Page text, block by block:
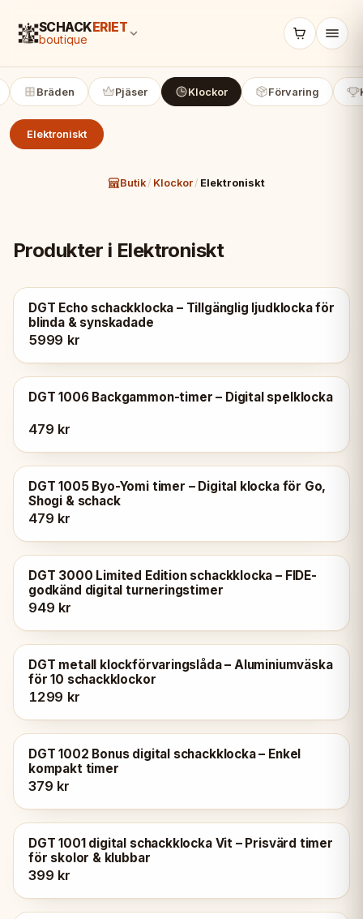
SCHACKERIET
boutique
Bräden Pjäser Klockor Förvaring
Elektroniskt
Butik / Klockor / Elektroniskt
Produkter i Elektroniskt
DGT Echo schackklocka – Tillgänglig ljudklocka för
blinda & synskadade
5999 kr
DGT 1006 Backgammon-timer – Digital spelklocka
479 kr
DGT 1005 Byo-Yomi timer – Digital klocka för Go,
Shogi & schack
479 kr
DGT 3000 Limited Edition schackklocka – FIDE-
godkänd digital turneringstimer
949 kr
DGT metall klockförvaringslåda – Aluminiumväska
för 10 schackklockor
1299 kr
DGT 1002 Bonus digital schackklocka – Enkel
kompakt timer
379 kr
DGT 1001 digital schackklocka Vit – Prisvärd timer
för skolor & klubbar
399 kr